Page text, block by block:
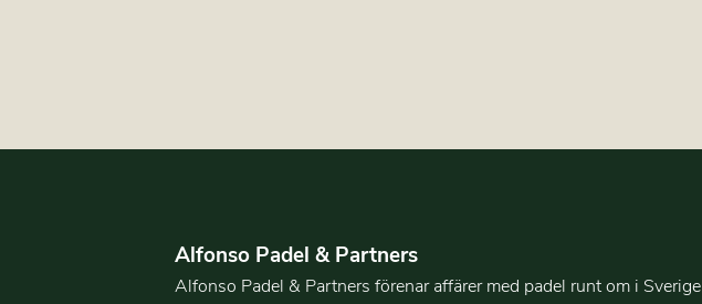
Alfonso Padel & Partners
Alfonso Padel & Partners förenar affärer med padel runt om i Sverige